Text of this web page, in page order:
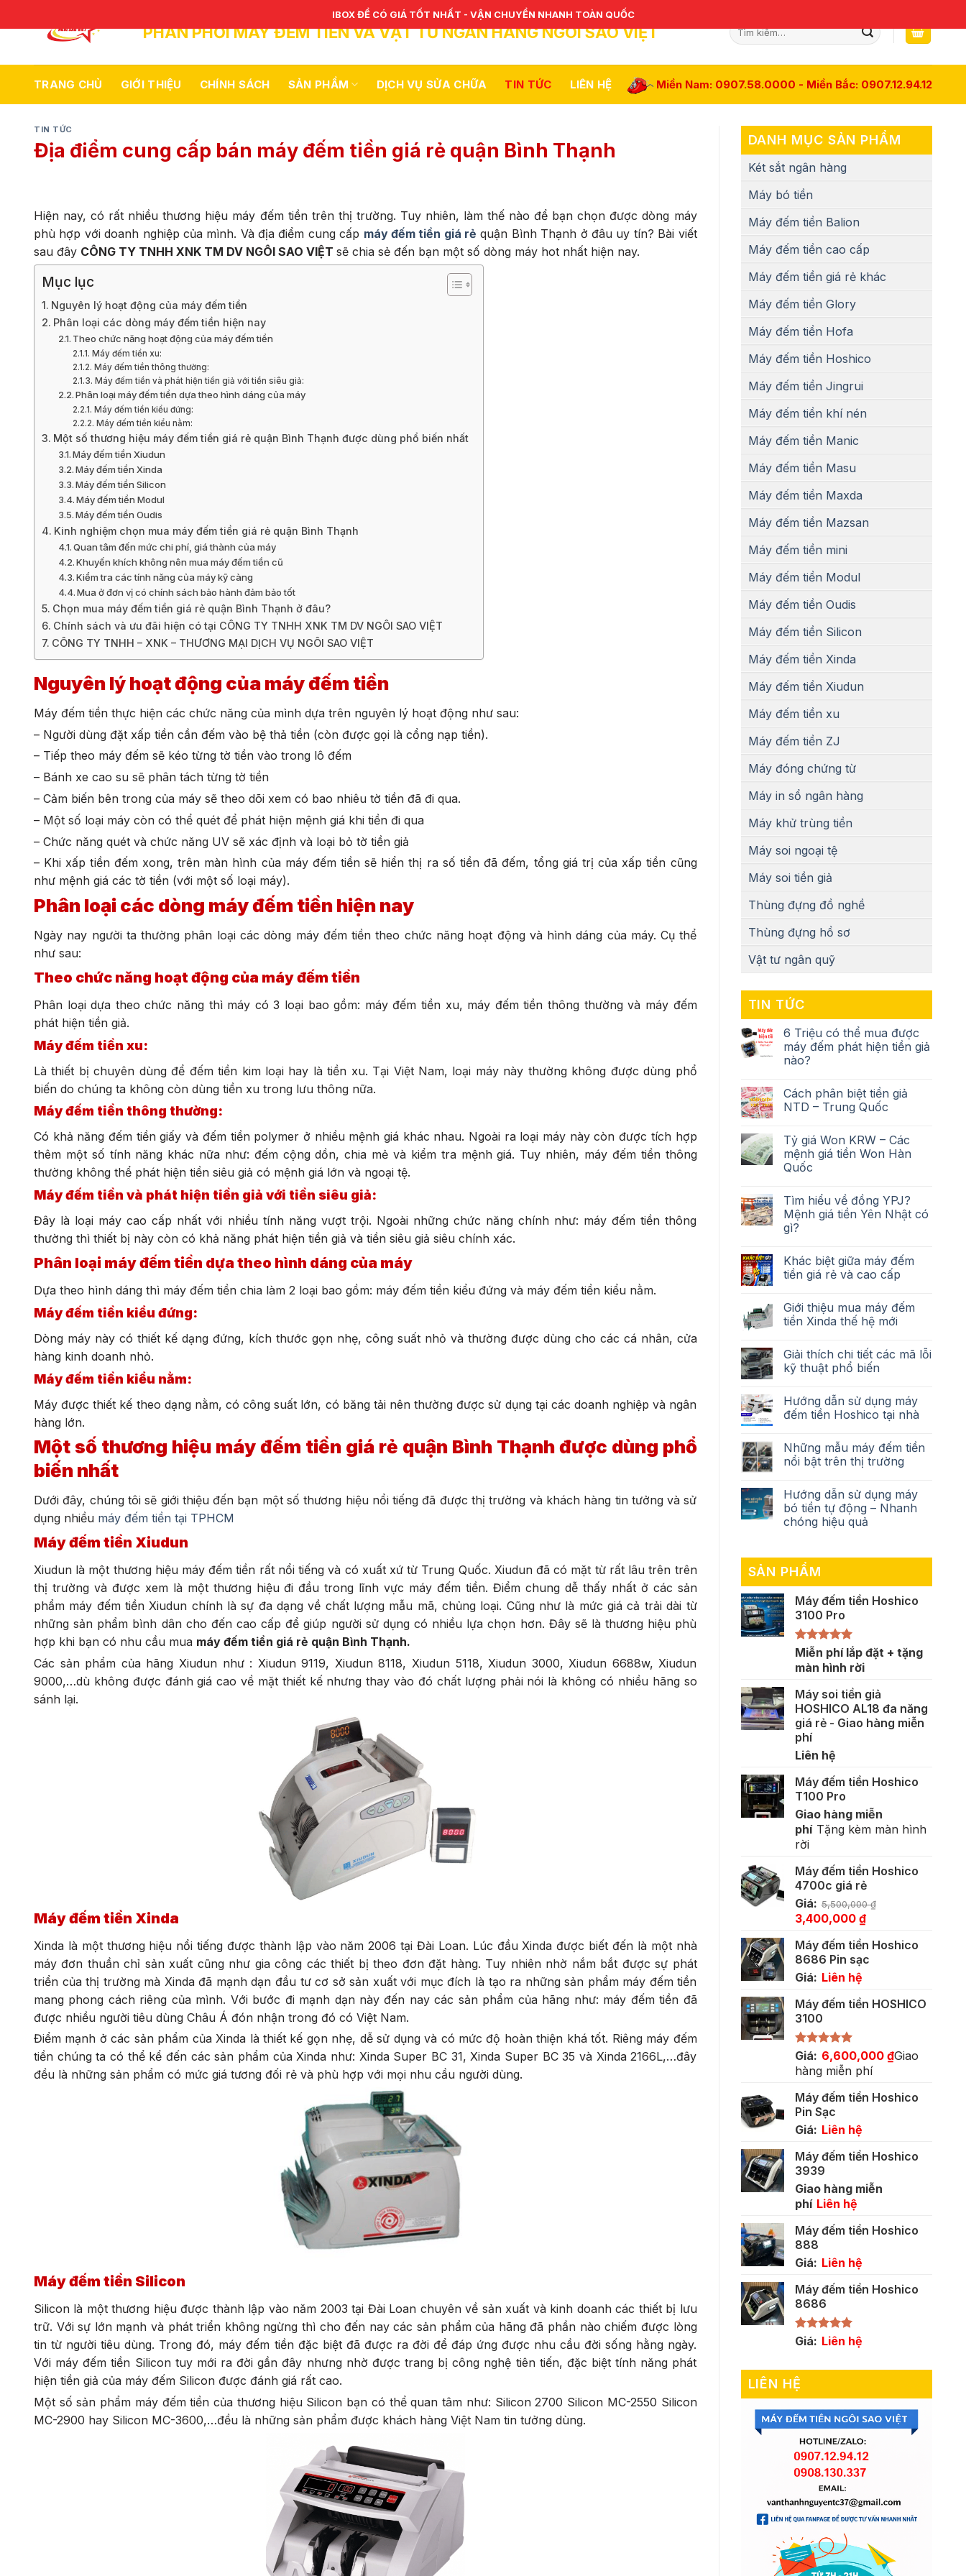
to
PHÂN PHỐI MÁY ĐẾM TIỀN VÀ VẬT TƯ NGÂN HÀNG NGÔI SAO VIỆT
Tìm
kiếm:
TRANG CHỦ GIỚI THIỆU CHÍNH SÁCH SẢN PHẨM DỊCH VỤ SỬA CHỮA TIN TỨC LIÊN HỆ Miền Nam: 0907.58.0000 - Miền Bắc: 0907.12.94.12
TIN TỨC
Địa điểm cung cấp bán máy đếm tiền giá rẻ quận Bình Thạnh
Hiện nay, có rất nhiều thương hiệu máy đếm tiền trên thị trường. Tuy nhiên, làm thế nào để bạn chọn được dòng máy
phù hợp với doanh nghiệp của mình. Và địa điểm cung cấp máy đếm tiền giá rẻ quận Bình Thạnh ở đâu uy tín? Bài viết
sau đây CÔNG TY TNHH XNK TM DV NGÔI SAO VIỆT sẽ chia sẻ đến bạn một số dòng máy hot nhất hiện nay.
Mục lục
Nguyên lý hoạt động của máy đếm tiền
Phân loại các dòng máy đếm tiền hiện nay
Theo chức năng hoạt động của máy đếm tiền
Máy đếm tiền xu:
Máy đếm tiền thông thường:
Máy đếm tiền và phát hiện tiền giả với tiền siêu giả:
Phân loại máy đếm tiền dựa theo hình dáng của máy
Máy đếm tiền kiểu đứng:
Máy đếm tiền kiểu nằm:
Một số thương hiệu máy đếm tiền giá rẻ quận Bình Thạnh được dùng phổ biến nhất
Máy đếm tiền Xiudun
Máy đếm tiền Xinda
Máy đếm tiền Silicon
Máy đếm tiền Modul
Máy đếm tiền Oudis
Kinh nghiệm chọn mua máy đếm tiền giá rẻ quận Bình Thạnh
Quan tâm đến mức chi phí, giá thành của máy
Khuyến khích không nên mua máy đếm tiền cũ
Kiểm tra các tính năng của máy kỹ càng
Mua ở đơn vị có chính sách bảo hành đảm bảo tốt
Chọn mua máy đếm tiền giá rẻ quận Bình Thạnh ở đâu?
Chính sách và ưu đãi hiện có tại CÔNG TY TNHH XNK TM DV NGÔI SAO VIỆT
CÔNG TY TNHH – XNK – THƯƠNG MẠI DỊCH VỤ NGÔI SAO VIỆT
Nguyên lý hoạt động của máy đếm tiền
Máy đếm tiền thực hiện các chức năng của mình dựa trên nguyên lý hoạt động như sau:
– Người dùng đặt xấp tiền cần đếm vào bệ thả tiền (còn được gọi là cổng nạp tiền).
– Tiếp theo máy đếm sẽ kéo từng tờ tiền vào trong lô đếm
– Bánh xe cao su sẽ phân tách từng tờ tiền
– Cảm biến bên trong của máy sẽ theo dõi xem có bao nhiêu tờ tiền đã đi qua.
– Một số loại máy còn có thể quét để phát hiện mệnh giá khi tiền đi qua
– Chức năng quét và chức năng UV sẽ xác định và loại bỏ tờ tiền giả
– Khi xấp tiền đếm xong, trên màn hình của máy đếm tiền sẽ hiển thị ra số tiền đã đếm, tổng giá trị của xấp tiền cũng
như mệnh giá các tờ tiền (với một số loại máy).
Phân loại các dòng máy đếm tiền hiện nay
Ngày nay người ta thường phân loại các dòng máy đếm tiền theo chức năng hoạt động và hình dáng của máy. Cụ thể
như sau:
Theo chức năng hoạt động của máy đếm tiền
Phân loại dựa theo chức năng thì máy có 3 loại bao gồm: máy đếm tiền xu, máy đếm tiền thông thường và máy đếm
phát hiện tiền giả.
Máy đếm tiền xu:
Là thiết bị chuyên dùng để đếm tiền kim loại hay là tiền xu. Tại Việt Nam, loại máy này thường không được dùng phổ
biến do chúng ta không còn dùng tiền xu trong lưu thông nữa.
Máy đếm tiền thông thường:
Có khả năng đếm tiền giấy và đếm tiền polymer ở nhiều mệnh giá khác nhau. Ngoài ra loại máy này còn được tích hợp
thêm một số tính năng khác nữa như: đếm cộng dồn, chia mẻ và kiểm tra mệnh giá. Tuy nhiên, máy đếm tiền thông
thường không thể phát hiện tiền siêu giả có mệnh giá lớn và ngoại tệ.
Máy đếm tiền và phát hiện tiền giả với tiền siêu giả:
Đây là loại máy cao cấp nhất với nhiều tính năng vượt trội. Ngoài những chức năng chính như: máy đếm tiền thông
thường thì thiết bị này còn có khả năng phát hiện tiền giả và tiền siêu giả siêu chính xác.
Phân loại máy đếm tiền dựa theo hình dáng của máy
Dựa theo hình dáng thì máy đếm tiền chia làm 2 loại bao gồm: máy đếm tiền kiểu đứng và máy đếm tiền kiểu nằm.
Máy đếm tiền kiểu đứng:
Dòng máy này có thiết kế dạng đứng, kích thước gọn nhẹ, công suất nhỏ và thường được dùng cho các cá nhân, cửa
hàng kinh doanh nhỏ.
Máy đếm tiền kiểu nằm:
Máy được thiết kế theo dạng nằm, có công suất lớn, có băng tải nên thường được sử dụng tại các doanh nghiệp và ngân
hàng lớn.
Một số thương hiệu máy đếm tiền giá rẻ quận Bình Thạnh được dùng phổ
biến nhất
Dưới đây, chúng tôi sẽ giới thiệu đến bạn một số thương hiệu nổi tiếng đã được thị trường và khách hàng tin tưởng và sử
dụng nhiều máy đếm tiền tại TPHCM
Máy đếm tiền Xiudun
Xiudun là một thương hiệu máy đếm tiền rất nổi tiếng và có xuất xứ từ Trung Quốc. Xiudun đã có mặt từ rất lâu trên trên
thị trường và được xem là một thương hiệu đi đầu trong lĩnh vực máy đếm tiền. Điểm chung dễ thấy nhất ở các sản
phẩm máy đếm tiền Xiudun chính là sự đa dạng về chất lượng mẫu mã, chủng loại. Cũng như là mức giá cả trải dài từ
những sản phẩm bình dân cho đến cao cấp để giúp người sử dụng có nhiều lựa chọn hơn. Đây sẽ là thương hiệu phù
hợp khi bạn có nhu cầu mua máy đếm tiền giá rẻ quận Bình Thạnh.
Các sản phẩm của hãng Xiudun như : Xiudun 9119, Xiudun 8118, Xiudun 5118, Xiudun 3000, Xiudun 6688w, Xiudun
9000,…dù không được đánh giá cao về mặt thiết kế nhưng thay vào đó chất lượng phải nói là không có nhiều hãng so
sánh lại.
Máy đếm tiền Xinda
Xinda là một thương hiệu nổi tiếng được thành lập vào năm 2006 tại Đài Loan. Lúc đầu Xinda được biết đến là một nhà
máy đơn thuần chỉ sản xuất cũng như gia công các thiết bị theo đơn đặt hàng. Tuy nhiên nhờ nắm bắt được sự phát
triển của thị trường mà Xinda đã mạnh dạn đầu tư cơ sở sản xuất với mục đích là tạo ra những sản phẩm máy đếm tiền
mang phong cách riêng của mình. Với bước đi mạnh dạn này đến nay các sản phẩm của hãng như: máy đếm tiền đã
được nhiều người tiêu dùng Châu Á đón nhận trong đó có Việt Nam.
Điểm mạnh ở các sản phẩm của Xinda là thiết kế gọn nhẹ, dễ sử dụng và có mức độ hoàn thiện khá tốt. Riêng máy đếm
tiền chúng ta có thể kể đến các sản phẩm của Xinda như: Xinda Super BC 31, Xinda Super BC 35 và Xinda 2166L,…đây
đều là những sản phẩm có mức giá tương đối rẻ và phù hợp với mọi nhu cầu người dùng.
Máy đếm tiền Silicon
Silicon là một thương hiệu được thành lập vào năm 2003 tại Đài Loan chuyên về sản xuất và kinh doanh các thiết bị lưu
trữ. Với sự lớn mạnh và phát triển không ngừng thì cho đến nay các sản phẩm của hãng đã phần nào chiếm được lòng
tin từ người tiêu dùng. Trong đó, máy đếm tiền đặc biệt đã được ra đời để đáp ứng được nhu cầu đời sống hằng ngày.
Với máy đếm tiền Silicon tuy mới ra đời gần đây nhưng nhờ được trang bị công nghệ tiên tiến, đặc biệt tính năng phát
hiện tiền giả của máy đếm Silicon được đánh giá rất cao.
Một số sản phẩm máy đếm tiền của thương hiệu Silicon bạn có thể quan tâm như: Silicon 2700 Silicon MC-2550 Silicon
MC-2900 hay Silicon MC-3600,…đều là những sản phẩm được khách hàng Việt Nam tin tưởng dùng.
DANH MỤC SẢN PHẨM
Két sắt ngân hàng
Máy bó tiền
Máy đếm tiền Balion
Máy đếm tiền cao cấp
Máy đếm tiền giá rẻ khác
Máy đếm tiền Glory
Máy đếm tiền Hofa
Máy đếm tiền Hoshico
Máy đếm tiền Jingrui
Máy đếm tiền khí nén
Máy đếm tiền Manic
Máy đếm tiền Masu
Máy đếm tiền Maxda
Máy đếm tiền Mazsan
Máy đếm tiền mini
Máy đếm tiền Modul
Máy đếm tiền Oudis
Máy đếm tiền Silicon
Máy đếm tiền Xinda
Máy đếm tiền Xiudun
Máy đếm tiền xu
Máy đếm tiền ZJ
Máy đóng chứng từ
Máy in sổ ngân hàng
Máy khử trùng tiền
Máy soi ngoại tệ
Máy soi tiền giả
Thùng đựng đồ nghề
Thùng đựng hồ sơ
Vật tư ngân quỹ
TIN TỨC
6 Triệu có thể mua được
máy đếm phát hiện tiền giả
nào?
Cách phân biệt tiền giả
NTD – Trung Quốc
Tỷ giá Won KRW – Các
mệnh giá tiền Won Hàn
Quốc
Tìm hiểu về đồng YPJ?
Mệnh giá tiền Yên Nhật có
gì?
Khác biệt giữa máy đếm
tiền giá rẻ và cao cấp
Giới thiệu mua máy đếm
tiền Xinda thế hệ mới
Giải thích chi tiết các mã lỗi
kỹ thuật phổ biến
Hướng dẫn sử dụng máy
đếm tiền Hoshico tại nhà
Những mẫu máy đếm tiền
nổi bật trên thị trường
Hướng dẫn sử dụng máy
bó tiền tự động – Nhanh
chóng hiệu quả
SẢN PHẨM
Máy đếm tiền Hoshico
3100 Pro
Được xếp
hạng 5.00
5 sao
Miễn phí lắp đặt + tặng
màn hình rời
Máy soi tiền giả
HOSHICO AL18 đa năng
giá rẻ - Giao hàng miễn
phí
Liên hệ
Máy đếm tiền Hoshico
T100 Pro
Giao hàng miễn
phí Tặng kèm màn hình
rời
Máy đếm tiền Hoshico
4700c giá rẻ
Giá: 5,500,000₫
Giá
là:
5,500,000 ₫.
3,400,000 ₫Giá
tại
là:
Máy đếm tiền Hoshico
8686 Pin sạc
Giá: Liên hệ
Máy đếm tiền HOSHICO
3100
Được xếp
hạng
5.00
5 sao
Giá: 6,600,000 ₫Giao
hàng miễn phí
Máy đếm tiền Hoshico
Pin Sạc
Giá: Liên hệ
Máy đếm tiền Hoshico
3939
Giao hàng miễn
phí Liên hệ
Máy đếm tiền Hoshico
888
Giá: Liên hệ
Máy đếm tiền Hoshico
8686
Được xếp
Giá: Liên hệ
LIÊN HỆ
IBOX ĐỂ CÓ GIÁ TỐT NHẤT - VẬN CHUYỂN NHANH TOÀN QUỐC